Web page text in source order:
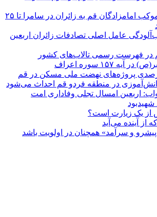
خدمت‌رسانی موکب امامزادگان قم به زائران در سامرا تا ۲۵
عامل اصلی تصادفات زائران اربعین
دانش‌آموزی در منطقه فردو قم احداث می‌شود
اربعین امسال تجلی وفاداری امت
شهیدبود
از یک زیارت است؟
از آینده می‌آید
و سرآمد» همچنان در اولویت باشد